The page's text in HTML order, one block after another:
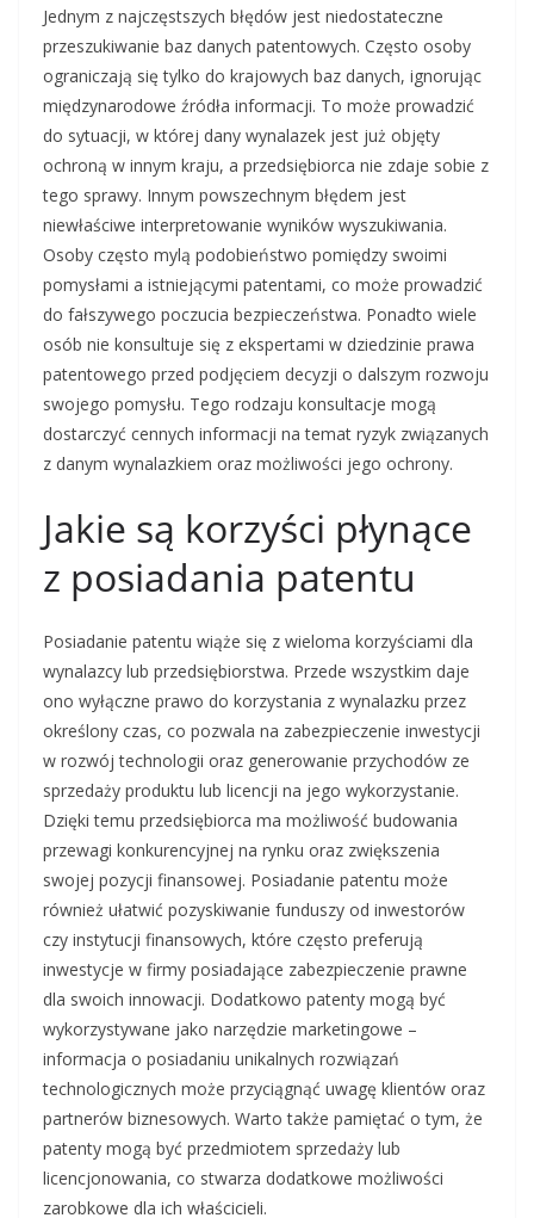
Jednym z najczęstszych błędów jest niedostateczne
przeszukiwanie baz danych patentowych. Często osoby
ograniczają się tylko do krajowych baz danych, ignorując
międzynarodowe źródła informacji. To może prowadzić
do sytuacji, w której dany wynalazek jest już objęty
ochroną w innym kraju, a przedsiębiorca nie zdaje sobie z
tego sprawy. Innym powszechnym błędem jest
niewłaściwe interpretowanie wyników wyszukiwania.
Osoby często mylą podobieństwo pomiędzy swoimi
pomysłami a istniejącymi patentami, co może prowadzić
do fałszywego poczucia bezpieczeństwa. Ponadto wiele
osób nie konsultuje się z ekspertami w dziedzinie prawa
patentowego przed podjęciem decyzji o dalszym rozwoju
swojego pomysłu. Tego rodzaju konsultacje mogą
dostarczyć cennych informacji na temat ryzyk związanych
z danym wynalazkiem oraz możliwości jego ochrony.
Jakie są korzyści płynące
z posiadania patentu
Posiadanie patentu wiąże się z wieloma korzyściami dla
wynalazcy lub przedsiębiorstwa. Przede wszystkim daje
ono wyłączne prawo do korzystania z wynalazku przez
określony czas, co pozwala na zabezpieczenie inwestycji
w rozwój technologii oraz generowanie przychodów ze
sprzedaży produktu lub licencji na jego wykorzystanie.
Dzięki temu przedsiębiorca ma możliwość budowania
przewagi konkurencyjnej na rynku oraz zwiększenia
swojej pozycji finansowej. Posiadanie patentu może
również ułatwić pozyskiwanie funduszy od inwestorów
czy instytucji finansowych, które często preferują
inwestycje w firmy posiadające zabezpieczenie prawne
dla swoich innowacji. Dodatkowo patenty mogą być
wykorzystywane jako narzędzie marketingowe –
informacja o posiadaniu unikalnych rozwiązań
technologicznych może przyciągnąć uwagę klientów oraz
partnerów biznesowych. Warto także pamiętać o tym, że
patenty mogą być przedmiotem sprzedaży lub
licencjonowania, co stwarza dodatkowe możliwości
zarobkowe dla ich właścicieli.